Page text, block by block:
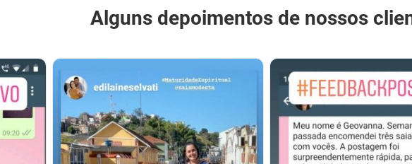
Alguns depoimentos de nossos